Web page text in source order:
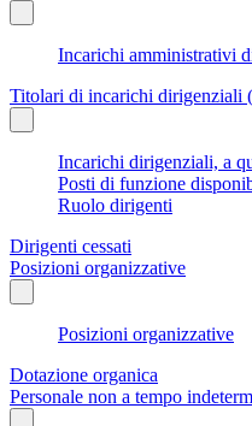
Incarichi amministrativi
Titolari di incarichi dirigenziali
Incarichi dirigenziali, a
Posti di funzione
Ruolo dirigenti
Dirigenti cessati
Posizioni organizzative
Posizioni organizzative
Dotazione organica
Personale non a tempo